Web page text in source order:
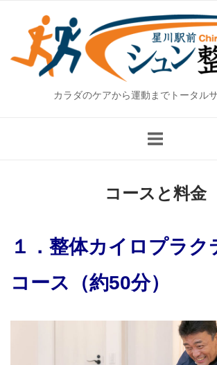
content
カラダのケアから運動までトータル
コースと料金
１．整体カイロプラク
コース（約50分）